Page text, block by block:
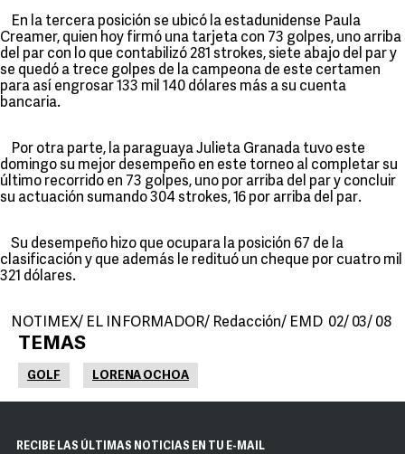
En la tercera posición se ubicó la estadunidense Paula
Creamer, quien hoy firmó una tarjeta con 73 golpes, uno arriba
del par con lo que contabilizó 281 strokes, siete abajo del par y
se quedó a trece golpes de la campeona de este certamen
para así engrosar 133 mil 140 dólares más a su cuenta
bancaria.
Por otra parte, la paraguaya Julieta Granada tuvo este
domingo su mejor desempeño en este torneo al completar su
último recorrido en 73 golpes, uno por arriba del par y concluir
su actuación sumando 304 strokes, 16 por arriba del par.
Su desempeño hizo que ocupara la posición 67 de la
clasificación y que además le redituó un cheque por cuatro mil
321 dólares.
NOTIMEX/ EL INFORMADOR/ Redacción/ EMD 02/ 03/ 08
TEMAS
GOLF LORENA OCHOA
RECIBE LAS ÚLTIMAS NOTICIAS EN TU E-MAIL